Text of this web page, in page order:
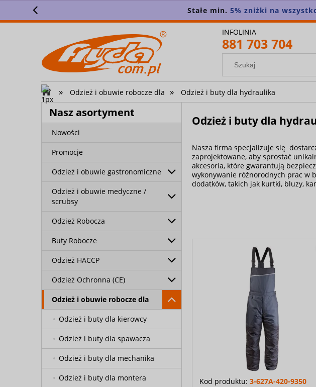
Stałe min. 5% zniżki na
INFOLINIA
881 703 704
» Odzież i obuwie robocze dla » Odzież i buty dla hydraulika
Nasz asortyment
Nowości
Promocje
Odzież i obuwie gastronomiczne
Odzież i obuwie medyczne /
scrubsy
Odzież Robocza
Buty Robocze
Odzież HACCP
Odzież Ochronna (CE)
Odzież i obuwie robocze dla
Odzież i buty dla kierowcy
Odzież i buty dla spawacza
Odzież i buty dla mechanika
Odzież i buty dla montera
Odzież i buty dla
Nasza firma specjalizuje się
zaprojektowane, aby sprostać
akcesoria, które gwarantują
wykonywanie różnorodnych prac w
dodatków, takich jak kurtki, bluzy,
Kod produktu: 3-627A-420-9350